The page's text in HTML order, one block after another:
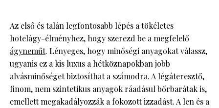
Az első és talán legfontosabb lépés a tökéletes
hotelágy-élményhez, hogy szerezd be a megfelelő
ágyneműt. Lényeges, hogy minőségi anyagokat válassz,
ugyanis ez a kis luxus a hétköznapokban jobb
alvásminőséget biztosíthat a számodra. A légáteresztő,
finom, nem szintetikus anyagok ráadásul bőrbarátak is,
emellett megakadályozzák a fokozott izzadást. A len és a